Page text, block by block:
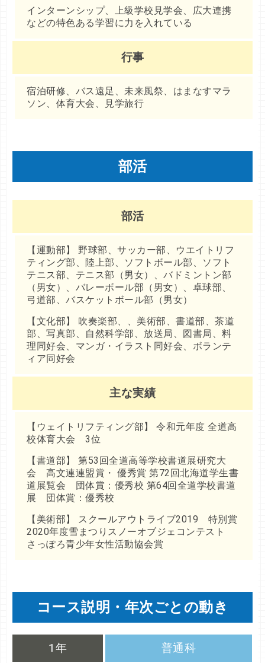
インターンシップ、上級学校見学会、広大連携
などの特色ある学習に力を入れている
行事
宿泊研修、バス遠足、未来風祭、はまなすマラ
ソン、体育大会、見学旅行
部活
部活
【運動部】 野球部、サッカー部、ウエイトリフ
ティング部、陸上部、ソフトボール部、ソフト
テニス部、テニス部（男女）、バドミントン部
（男女）、バレーボール部（男女）、卓球部、
弓道部、バスケットボール部（男女）
【文化部】 吹奏楽部、、美術部、書道部、茶道
部、写真部、自然科学部、放送局、図書局、料
理同好会、マンガ・イラスト同好会、ボランテ
ィア同好会
主な実績
【ウェイトリフティング部】 令和元年度 全道高
校体育大会 3位
【書道部】 第53回全道高等学校書道展研究大
会 高文連連盟賞・ 優秀賞 第72回北海道学生書
道展覧会 団体賞：優秀校 第64回全道学校書道
展 団体賞：優秀校
【美術部】 スクールアウトライブ2019 特別賞
2020年度雪まつりスノーオブジェコンテスト
さっぽろ青少年女性活動協会賞
コース説明・年次ごとの動き
1年 普通科